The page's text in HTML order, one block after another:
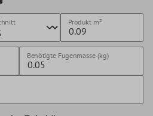
Produkt m²
Benötigte Fugenmasse (kg)